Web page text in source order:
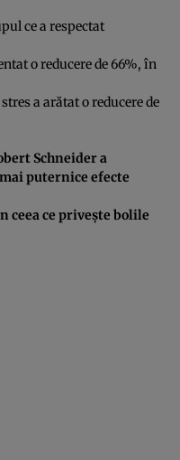
ce a respectat
o reducere de 66%, în
a arătat o reducere de
Schneider a
puternice efecte
ce priveşte bolile